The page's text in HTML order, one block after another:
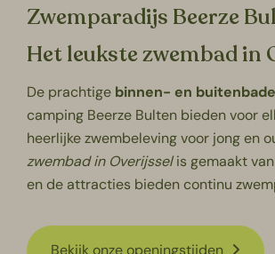
Zwemparadijs Beerze
Het leukste zwembad in
De prachtige binnen- en
camping Beerze Bulten bieden voor
heerlijke zwembeleving voor jong en
zwembad in Overijsselis gemaakt
en de attracties bieden continu
Bekijk onze openingstijden